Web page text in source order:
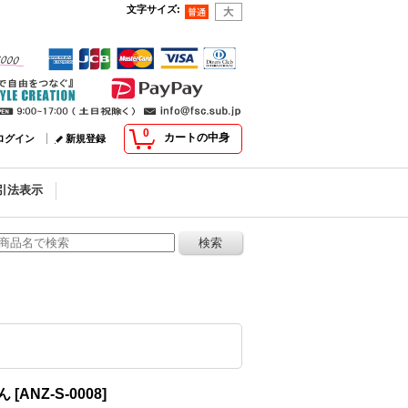
文字サイズ:
0 カートの中身
グイン 新規登録
法表示
[ANZ-S-0008]